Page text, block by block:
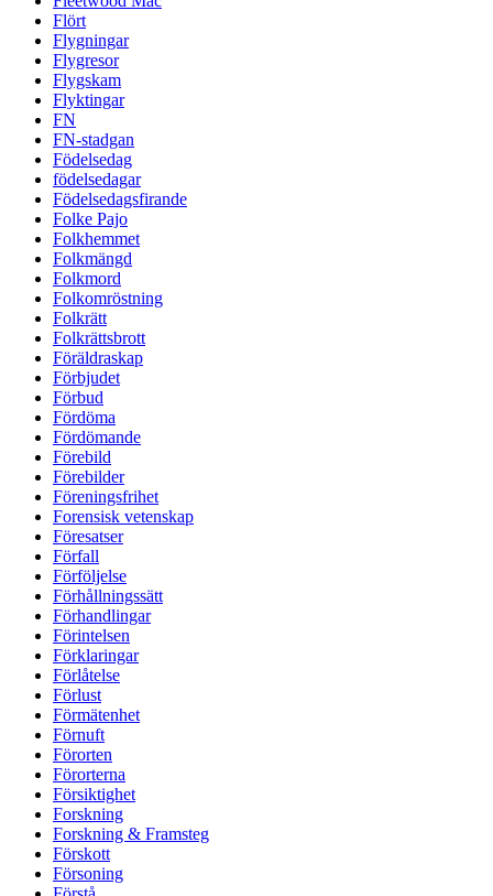
Flört
Flygningar
Flygresor
Flygskam
Flyktingar
FN
FN-stadgan
Födelsedag
födelsedagar
Födelsedagsfirande
Folke Pajo
Folkhemmet
Folkmängd
Folkmord
Folkomröstning
Folkrätt
Folkrättsbrott
Föräldraskap
Förbjudet
Förbud
Fördöma
Fördömande
Förebild
Förebilder
Föreningsfrihet
Forensisk vetenskap
Föresatser
Förfall
Förföljelse
Förhållningssätt
Förhandlingar
Förintelsen
Förklaringar
Förlåtelse
Förlust
Förmätenhet
Förnuft
Förorten
Förorterna
Försiktighet
Forskning
Forskning & Framsteg
Förskott
Försoning